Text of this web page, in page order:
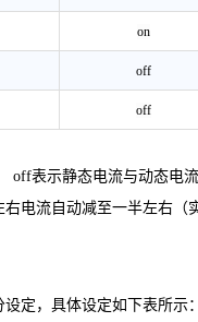
on
off
off
off表示静态电流与动态电
右电流自动减至一半左右（
设定，具体设定如下表所示：